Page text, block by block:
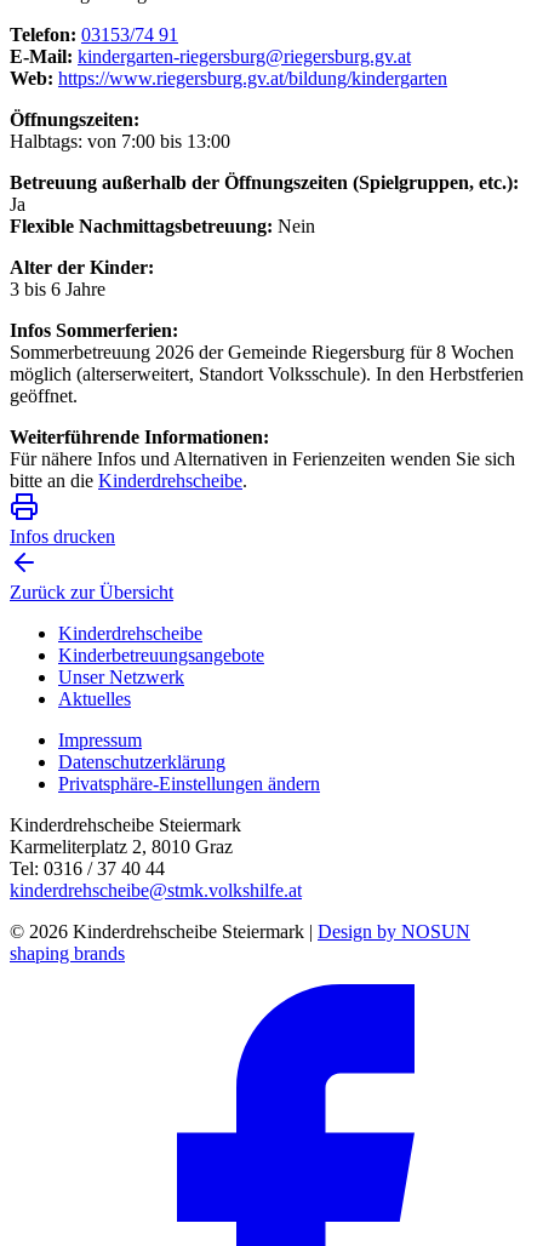
Telefon: 03153/74 91
E-Mail: kindergarten-riegersburg@riegersburg.gv.at
Web: https://www.riegersburg.gv.at/bildung/kindergarten
Öffnungszeiten:
Halbtags: von 7:00 bis 13:00
Betreuung außerhalb der Öffnungszeiten (Spielgruppen, etc.):
Ja
Flexible Nachmittagsbetreuung: Nein
Alter der Kinder:
3 bis 6 Jahre
Infos Sommerferien:
Sommerbetreuung 2026 der Gemeinde Riegersburg für 8 Wochen
möglich (alterserweitert, Standort Volksschule). In den Herbstferien
geöffnet.
Weiterführende Informationen:
Für nähere Infos und Alternativen in Ferienzeiten wenden Sie sich
bitte an die Kinderdrehscheibe.
Infos drucken
Zurück zur Übersicht
Kinderdrehscheibe
Kinderbetreuungs­angebote
Unser Netzwerk
Aktuelles
Impressum
Datenschutzerklärung
Privatsphäre-Einstellungen ändern
Kinderdrehscheibe Steiermark
Karmeliterplatz 2, 8010 Graz
Tel: 0316 / 37 40 44
kinderdrehscheibe@stmk.volkshilfe.at
© 2026 Kinderdrehscheibe Steiermark | Design by NOSUN
shaping brands